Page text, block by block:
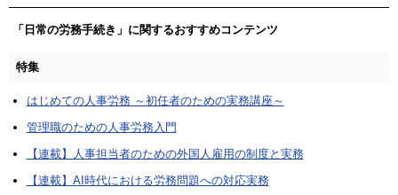
「日常の労務手続き」に関するおすすめコンテンツ
特集
はじめての人事労務 ～初任者のための実務講座～
管理職のための人事労務入門
【連載】人事担当者のための外国人雇用の制度と実務
【連載】AI時代における労務問題への対応実務